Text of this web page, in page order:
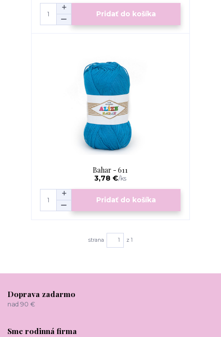
Pridať do košíka
Bahar - 611
3,78 €/ks
Pridať do košíka
strana z 1
Doprava zadarmo
nad 90 €
Sme rodinná firma